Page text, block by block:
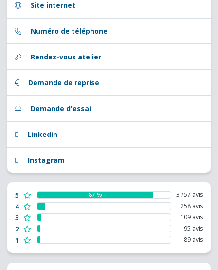
Site internet
Numéro de téléphone
Rendez-vous atelier
Demande de reprise
Demande d'essai
Linkedin
Instagram
5 87 % 3 757 avis
4 258 avis
3 109 avis
2 95 avis
1 89 avis